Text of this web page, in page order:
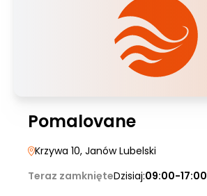
Pomalovane
Krzywa 10, Janów Lubelski
Teraz zamknięteDzisiaj:09:00-17:00